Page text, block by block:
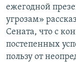
ELIFBE
УКРАИНСКАЯ
Все сайты
ежегодной
угрозам»
Сената, что с
постепенных
пользу от